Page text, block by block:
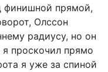
финишной прямой,
Олссон
радиусу, но он
проскочил прямо
я уже за спиной